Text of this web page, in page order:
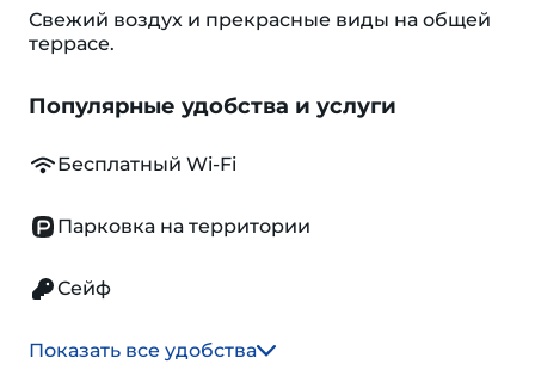
Свежий воздух и прекрасные виды на общей
террасе.
Популярные удобства и услуги
Бесплатный Wi-Fi
Парковка на территории
Сейф
Показать все удобства